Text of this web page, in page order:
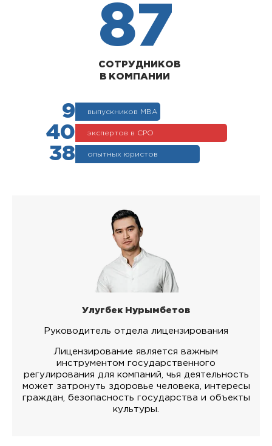
87
СОТРУДНИКОВ
В КОМПАНИИ
9 выпускников МВА
40 экспертов в СРО
38 опытных юристов
Улугбек Нурымбетов
Руководитель отдела лицензирования
Лицензирование является важным
инструментом государственного
регулирования для компаний, чья деятельность
может затронуть здоровье человека, интересы
граждан, безопасность государства и объекты
культуры.